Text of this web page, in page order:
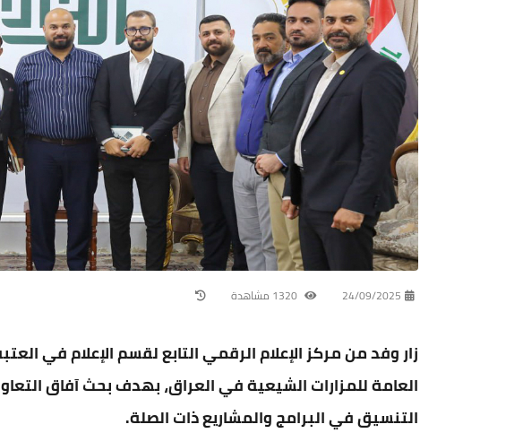
24/09/2025
زار وفد من مركز الإعلام الرقمي التابع لقسم الإعلام في
العامة للمزارات الشيعية في العراق، بهدف بحث آفاق
التنسيق في البرامج والمشاريع ذات الصلة.